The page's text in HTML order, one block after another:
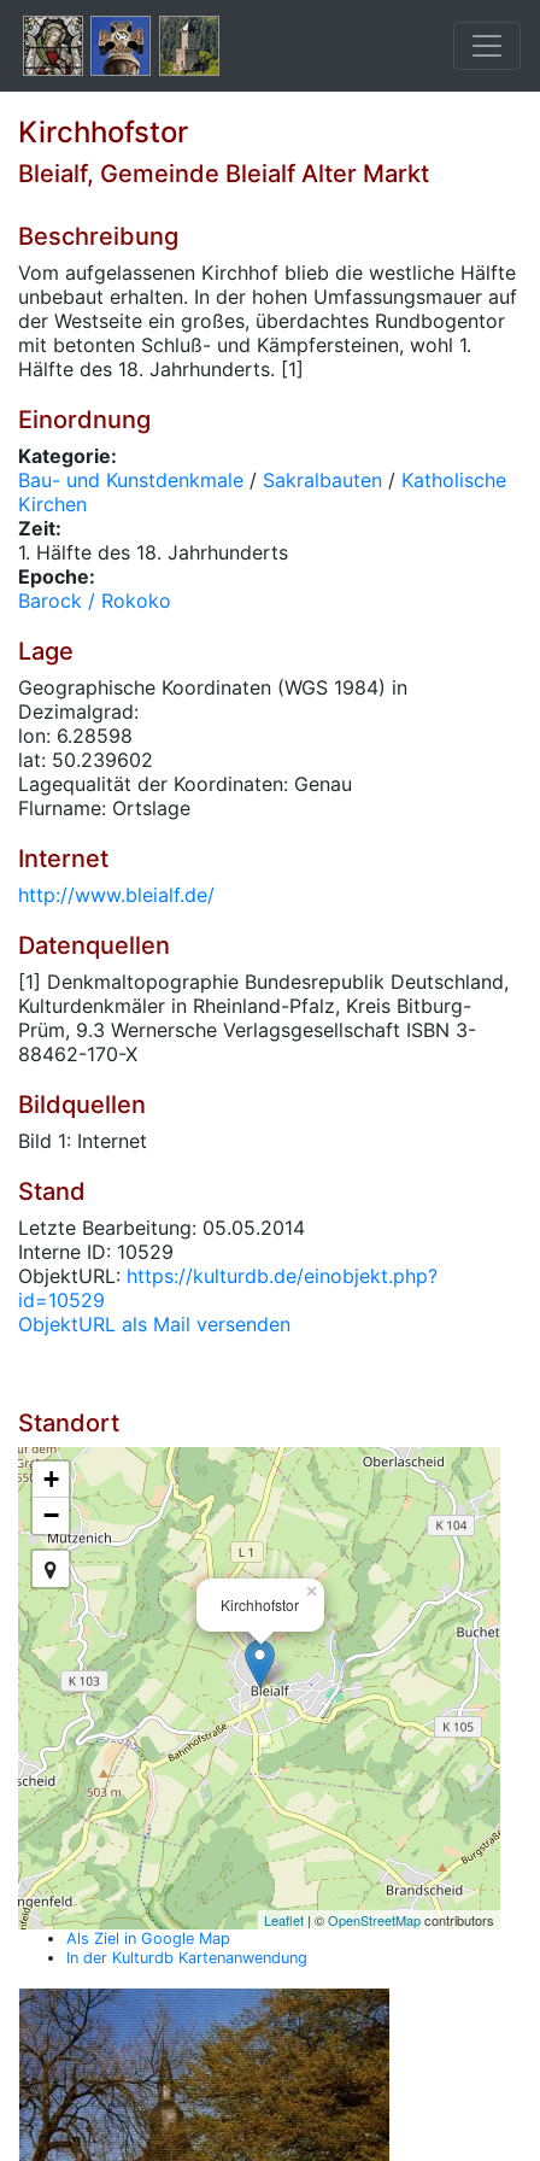
Kirchhofstor
Bleialf, Gemeinde Bleialf Alter Markt
Beschreibung
Vom aufgelassenen Kirchhof blieb die westliche Hälfte
unbebaut erhalten. In der hohen Umfassungsmauer auf
der Westseite ein großes, überdachtes Rundbogentor
mit betonten Schluß- und Kämpfersteinen, wohl 1.
Hälfte des 18. Jahrhunderts. [1]
Einordnung
Kategorie:
Bau- und Kunstdenkmale / Sakralbauten / Katholische
Kirchen
Zeit:
1. Hälfte des 18. Jahrhunderts
Epoche:
Barock / Rokoko
Lage
Geographische Koordinaten (WGS 1984) in
Dezimalgrad:
lon: 6.28598
lat: 50.239602
Lagequalität der Koordinaten: Genau
Flurname: Ortslage
Internet
http://www.bleialf.de/
Datenquellen
[1] Denkmaltopographie Bundesrepublik Deutschland,
Kulturdenkmäler in Rheinland-Pfalz, Kreis Bitburg-
Prüm, 9.3 Wernersche Verlagsgesellschaft ISBN 3-
88462-170-X
Bildquellen
Bild 1: Internet
Stand
Letzte Bearbeitung: 05.05.2014
Interne ID: 10529
ObjektURL: https://kulturdb.de/einobjekt.php?
id=10529
ObjektURL als Mail versenden
Standort
Kirchhofstor
×
+
−
Leaflet | ©OpenStreetMapcontributors
Als Ziel in Google Map
In der Kulturdb Kartenanwendung